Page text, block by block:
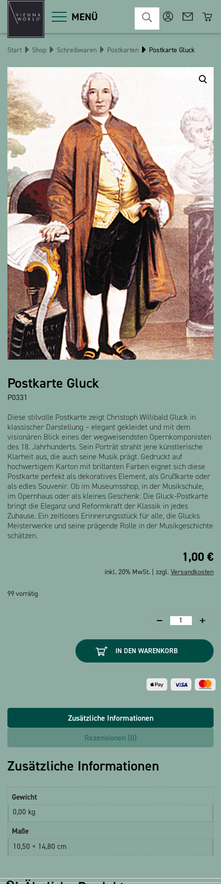
MENÜ
Produktgruppen
Deko
Diverses
Kosmetik
Küche
Macart
Magnete
Pins
POS
Schlüsselanhänger
Schreibwaren
Spiele / Kinder
Textilien
Weihnachten
bauxili
The Heart Bear
Stringlies
Alle Produkte anzeigen
Start Shop Schreibwaren Postkarten Postkarte Gluck
Postkarte Gluck
P0331
Diese stilvolle Postkarte zeigt Christoph Willibald Gluck in
klassischer Darstellung – elegant gekleidet und mit dem
visionären Blick eines der wegweisendsten Opernkomponisten
des 18. Jahrhunderts. Sein Porträt strahlt jene künstlerische
Klarheit aus, die auch seine Musik prägt. Gedruckt auf
hochwertigem Karton mit brillanten Farben eignet sich diese
Postkarte perfekt als dekoratives Element, als Grußkarte oder
als edles Souvenir. Ob im Museumsshop, in der Musikschule,
im Opernhaus oder als kleines Geschenk: Die Gluck-Postkarte
bringt die Eleganz und Reformkraft der Klassik in jedes
Zuhause. Ein zeitloses Erinnerungsstück für alle, die Glucks
Meisterwerke und seine prägende Rolle in der Musikgeschichte
schätzen.
1,00 €
inkl. 20% MwSt. | zzgl. Versandkosten
99 vorrätig
Postkarte
Menge
IN DEN WARENKORB
Zusätzliche Informationen
Rezensionen (0)
Zusätzliche Informationen
Gewicht
0,00 kg
Maße
10,50 × 14,80 cm